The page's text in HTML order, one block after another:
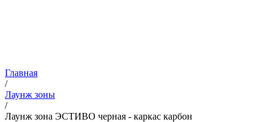
Главная
/
Лаунж зоны
/
Лаунж зона ЭСТИВО черная - каркас карбон